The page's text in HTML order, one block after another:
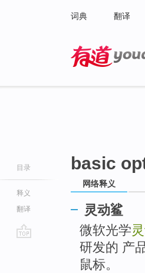
词典 翻译
目录
释义
翻译
basic
网络释义
灵动鲨
微软光学
研发的 产
鼠标。